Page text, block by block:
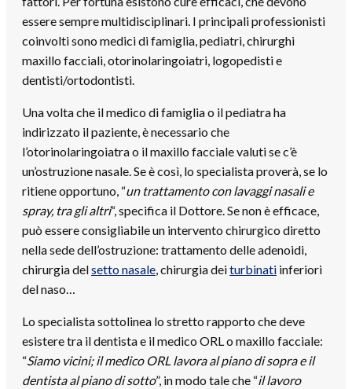
essere sempre multidisciplinari. I principali professionisti
coinvolti sono medici di famiglia, pediatri, chirurghi
maxillo facciali, otorinolaringoiatri, logopedisti e
dentisti/ortodontisti.
Una volta che il medico di famiglia o il pediatra ha
indirizzato il paziente, è necessario che
l’otorinolaringoiatra o il maxillo facciale valuti se c’è
un’ostruzione nasale. Se è così, lo specialista proverà, se lo
ritiene opportuno, “un trattamento con lavaggi nasali e
spray, tra gli altri“, specifica il Dottore. Se non è efficace,
può essere consigliabile un intervento chirurgico diretto
nella sede dell’ostruzione: trattamento delle adenoidi,
chirurgia delsetto nasale, chirurgia deiturbinati inferiori
del naso…
Lo specialista sottolinea lo stretto rapporto che deve
esistere tra il dentista e il medico ORL o maxillo facciale:
“Siamo vicini; il medico ORL lavora al piano di sopra e il
dentista al piano di sotto”, in modo tale che “il lavoro